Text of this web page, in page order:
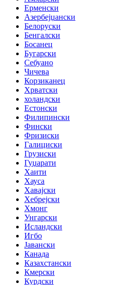
Ерменски
Азербејџански
Белоруски
Бенгалски
Босанец
Бугарски
Себуано
Чичева
Корзиканец
Хрватски
холандски
Естонски
Филипински
Фински
Фризиски
Галициски
Грузиски
Гуџарати
Хаити
Хауса
Хавајски
Хебрејски
Хмонг
Унгарски
Исландски
Игбо
Јавански
Канада
Казахстански
Кмерски
Курдски